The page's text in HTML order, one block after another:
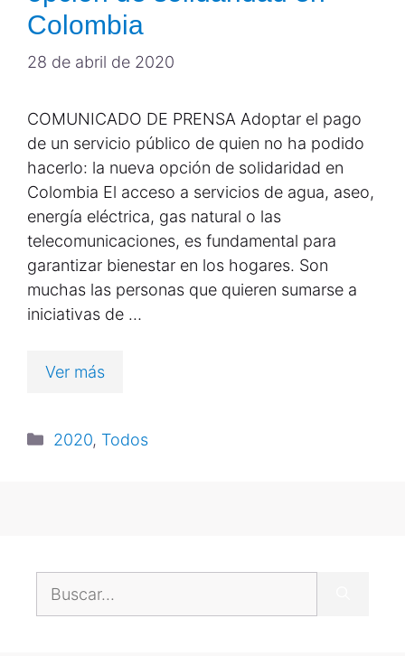
Colombia
28 de abril de 2020
COMUNICADO DE PRENSA Adoptar el pago
de un servicio público de quien no ha podido
hacerlo: la nueva opción de solidaridad en
Colombia El acceso a servicios de agua, aseo,
energía eléctrica, gas natural o las
telecomunicaciones, es fundamental para
garantizar bienestar en los hogares. Son
muchas las personas que quieren sumarse a
iniciativas de …
Ver más
2020, Todos